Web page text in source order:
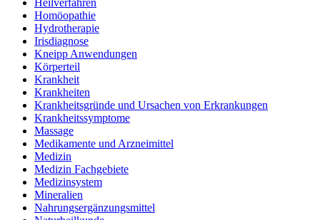
Homöopathie
Hydrotherapie
Irisdiagnose
Kneipp Anwendungen
Körperteil
Krankheit
Krankheiten
Krankheitsgründe und Ursachen von Erkrankungen
Krankheitssymptome
Massage
Medikamente und Arzneimittel
Medizin
Medizin Fachgebiete
Medizinsystem
Mineralien
Nahrungsergänzungsmittel